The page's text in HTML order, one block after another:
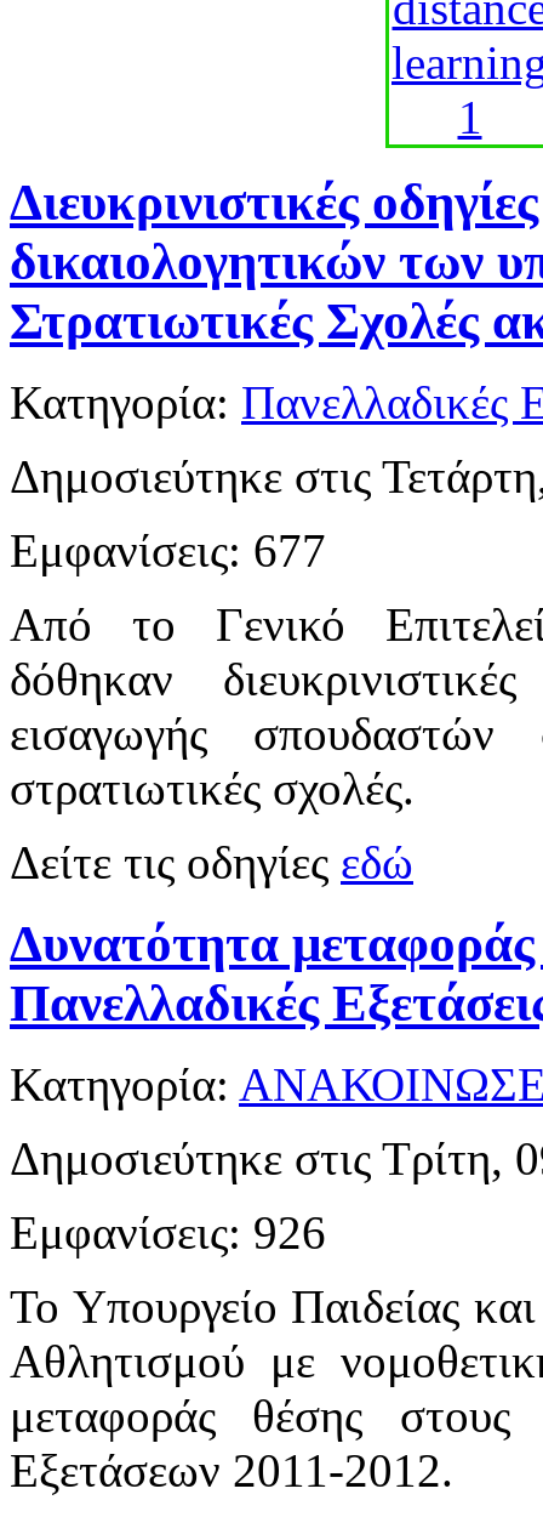
Διευκρινιστικές
δικαιολογητικών των
Στρατιωτικές Σχολές
Κατηγορία: Πανελλαδικές
Δημοσιεύτηκε στις
Εμφανίσεις: 677
Από το Γενικό
δόθηκαν
εισαγωγής σπουδαστών
στρατιωτικές σχολές.
Δείτε τις οδηγίες εδώ
Δυνατότητα μεταφοράς
Πανελλαδικές
Κατηγορία:
Δημοσιεύτηκε στις Τρίτη,
Εμφανίσεις: 926
Το Υπουργείο Παιδείας
Αθλητισμού με
μεταφοράς θέσης στους
Εξετάσεων 2011-2012.